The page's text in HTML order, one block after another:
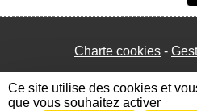
Charte cookies
Ce site utilise des cookies et
que vous souhaitez activer